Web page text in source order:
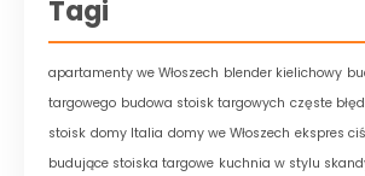
Tagi
apartamenty we Włoszech blender kielichowy
targowego budowa stoisk targowych częste
stoisk domy Italia domy we Włoszech ekspres
budujące stoiska targowe kuchnia w stylu